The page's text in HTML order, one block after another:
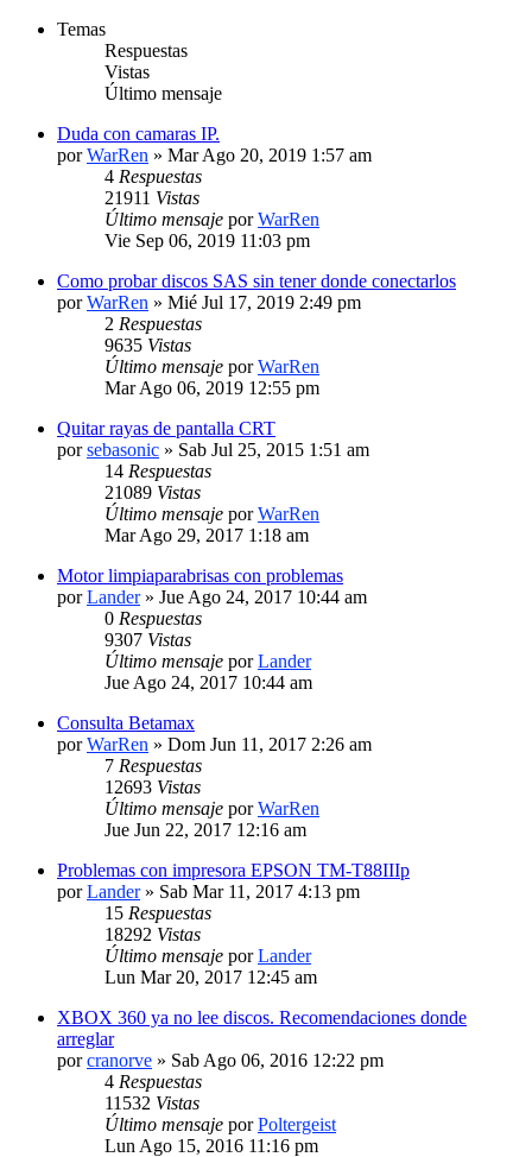
Temas
Respuestas
Vistas
Último mensaje
Duda con camaras IP.
porWarRen » Mar Ago 20, 2019 1:57 am
4 Respuestas
21911 Vistas
Último mensaje porWarRen
Vie Sep 06, 2019 11:03 pm
Como probar discos SAS sin tener donde conectarlos
porWarRen » Mié Jul 17, 2019 2:49 pm
2 Respuestas
9635 Vistas
Último mensaje porWarRen
Mar Ago 06, 2019 12:55 pm
Quitar rayas de pantalla CRT
porsebasonic » Sab Jul 25, 2015 1:51 am
14 Respuestas
21089 Vistas
Último mensaje porWarRen
Mar Ago 29, 2017 1:18 am
Motor limpiaparabrisas con problemas
porLander» Jue Ago 24, 2017 10:44 am
0 Respuestas
9307 Vistas
Último mensaje porLander
Jue Ago 24, 2017 10:44 am
Consulta Betamax
porWarRen » Dom Jun 11, 2017 2:26 am
7 Respuestas
12693 Vistas
Último mensaje porWarRen
Jue Jun 22, 2017 12:16 am
Problemas con impresora EPSON TM-T88IIIp
porLander» Sab Mar 11, 2017 4:13 pm
15 Respuestas
18292 Vistas
Último mensaje porLander
Lun Mar 20, 2017 12:45 am
XBOX 360 ya no lee discos. Recomendaciones donde
arreglar
porcranorve » Sab Ago 06, 2016 12:22 pm
4 Respuestas
11532 Vistas
Último mensaje porPoltergeist
Lun Ago 15, 2016 11:16 pm